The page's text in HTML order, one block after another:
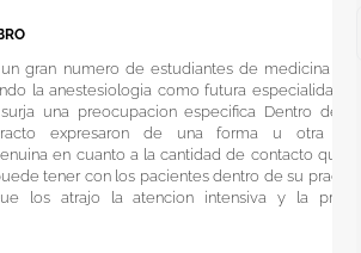
gran numero de estudiantes de medicina que
la anestesiologia como futura especialidad es
una preocupacion especifica Dentro de su
expresaron de una forma u otra una
en cuanto a la cantidad de contacto que el
tener con los pacientes dentro de su practica
los atrajo la atencion intensiva y la pronta